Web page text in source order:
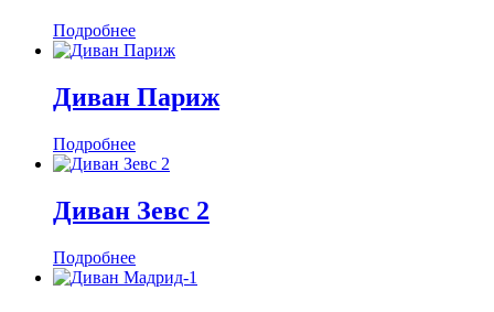
Подробнее
Диван Париж
Подробнее
Диван Зевс 2
Подробнее